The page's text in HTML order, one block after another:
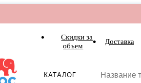
Скидки за
объем
Доставка
КАТАЛОГ